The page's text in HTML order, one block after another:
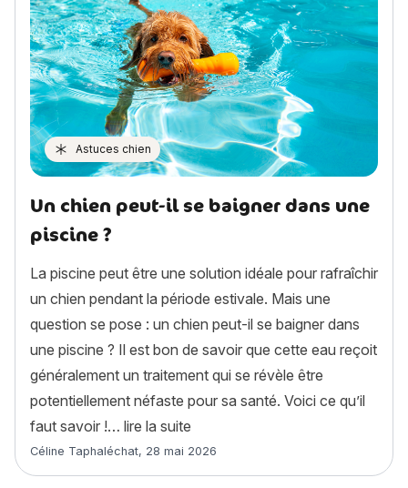
Astuces chien
Un chien peut-il se baigner dans une
piscine ?
La piscine peut être une solution idéale pour rafraîchir
un chien pendant la période estivale. Mais une
question se pose : un chien peut-il se baigner dans
une piscine ? Il est bon de savoir que cette eau reçoit
généralement un traitement qui se révèle être
potentiellement néfaste pour sa santé. Voici ce qu’il
faut savoir !… lire la suite
Article rédigé par
Céline Taphaléchat, 28 mai 2026